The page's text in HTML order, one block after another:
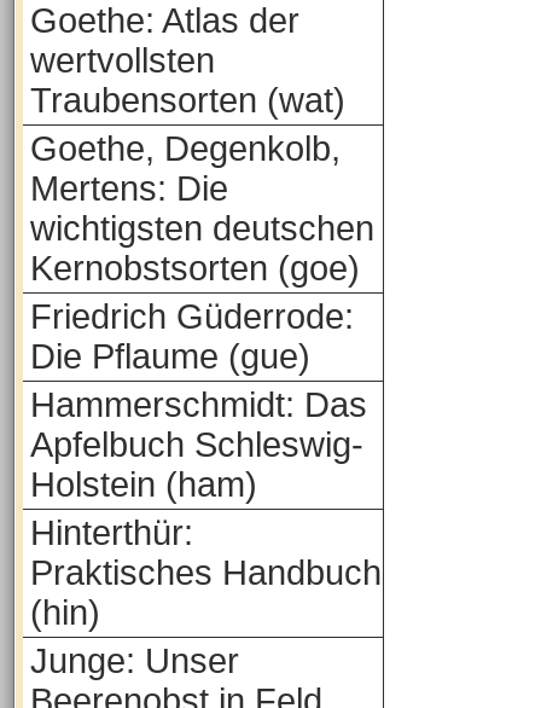
Goethe: Atlas der
wertvollsten
Traubensorten (wat)
Goethe, Degenkolb,
Mertens: Die
wichtigsten deutschen
Kernobstsorten (goe)
Friedrich Güderrode:
Die Pflaume (gue)
Hammerschmidt: Das
Apfelbuch Schleswig-
Holstein (ham)
Hinterthür:
Praktisches Handbuch
(hin)
Junge: Unser